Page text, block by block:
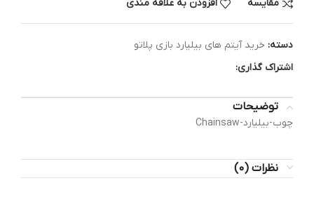
مقایسه افزودن به علاقه مندی
دسته: خرید آیتم های بیلیارد بازی پلاتو
اشتراک گذاری:
توضیحات
چوب-بیلیارد-Chainsaw
نظرات (0)